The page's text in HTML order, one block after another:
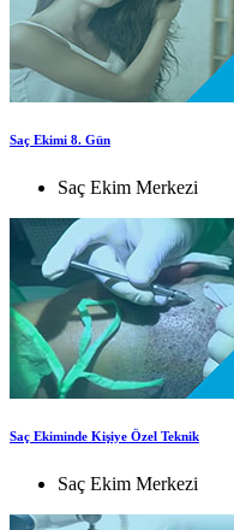
Saç Ekimi 8. Gün
Saç Ekim Merkezi
Saç Ekiminde Kişiye Özel Teknik
Saç Ekim Merkezi